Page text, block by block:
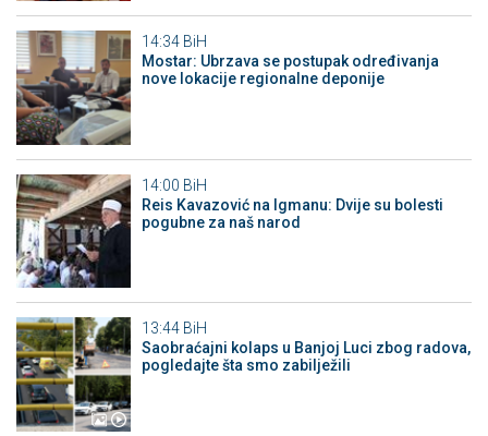
14:34 BiH
Mostar: Ubrzava se postupak određivanja
nove lokacije regionalne deponije
14:00 BiH
Reis Kavazović na Igmanu: Dvije su bolesti
pogubne za naš narod
13:44 BiH
Saobraćajni kolaps u Banjoj Luci zbog radova,
pogledajte šta smo zabilježili